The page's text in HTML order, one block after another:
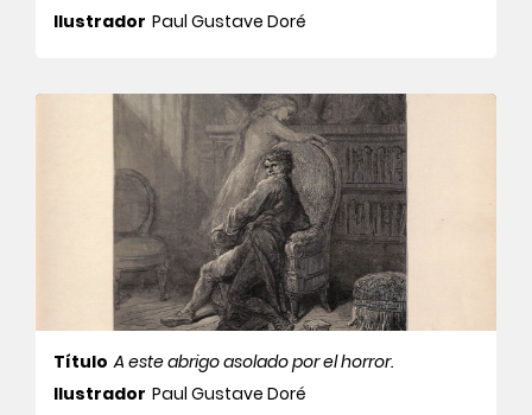
Ilustrador Paul Gustave Doré
Título A este abrigo asolado por el horror.
Ilustrador Paul Gustave Doré